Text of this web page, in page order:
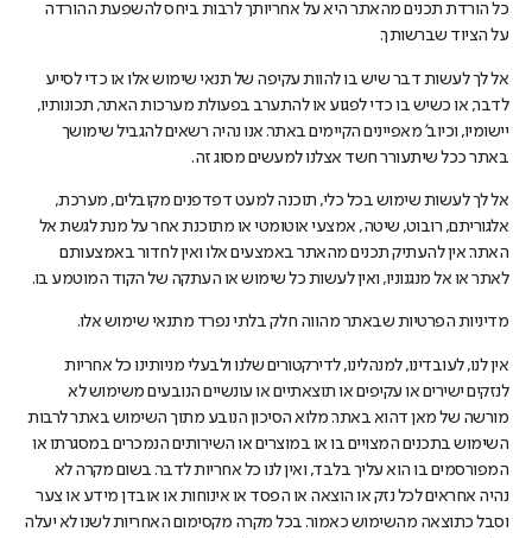
כל הורדת תכנים מהאתר היא על אחריותך לרבות ביחס להשפעת ההורדה
על הציוד שברשותך.
אל לך לעשות דבר שיש בו להוות עקיפה של תנאי שימוש אלו או כדי לסייע
לדבר, או כשיש בו כדי לפגוע או להתערב בפעולת מערכות האתר, תכונותיו,
יישומיו, וכיוב' מאפיינים הקיימים באתר. אנו נהיה רשאים להגביל שימושך
באתר ככל שיתעורר חשד אצלנו למעשים מסוג זה.
אל לך לעשות שימוש בכל כלי, תוכנה למעט דפדפנים מקובלים, מערכת,
אלגוריתם, רובוט, שיטה, אמצעי אוטומטי או מתוכנת אחר על מנת לגשת אל
האתר. אין להעתיק תכנים מהאתר באמצעים אלו ואין לחדור באמצעותם
לאתר או אל מנגנוניו, ואין לעשות כל שימוש או העתקה של הקוד המוטמע בו.
מדיניות הפרטיות שבאתר מהווה חלק בלתי נפרד מתנאי שימוש אלו.
אין לנו, לעובדינו, למנהלינו, לדירקטורים שלנו ולבעלי מניותינו כל אחריות
לנזקים ישירים או עקיפים או תוצאתיים או עונשיים הנובעים משימוש לא
מורשה של מאן דהוא באתר. מלוא הסיכון הנובע מתוך השימוש באתר לרבות
השימוש בתכנים המצויים בו או במוצרים או השירותים הנמכרים במסגרתו או
המפורסמים בו הוא עליך בלבד, ואין לנו כל אחריות לדבר. בשום מקרה לא
נהיה אחראים לכל נזק או הוצאה או הפסד או אינוחות או אובדן מידע או צער
וסבל כתוצאה מהשימוש כאמור. בכל מקרה מקסימום האחריות לשנו לא יעלה